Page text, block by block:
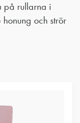
på rullarna i
och strör